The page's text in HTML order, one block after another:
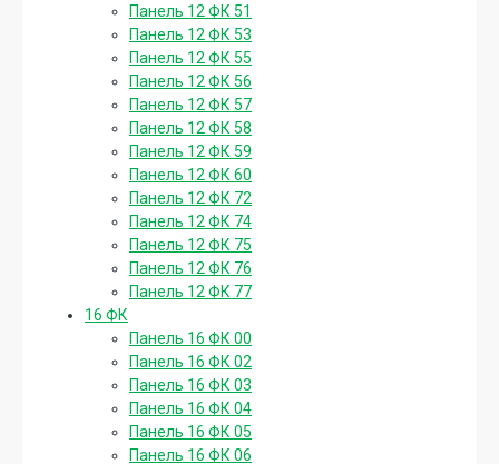
Панель 12 ФК 51
Панель 12 ФК 53
Панель 12 ФК 55
Панель 12 ФК 56
Панель 12 ФК 57
Панель 12 ФК 58
Панель 12 ФК 59
Панель 12 ФК 60
Панель 12 ФК 72
Панель 12 ФК 74
Панель 12 ФК 75
Панель 12 ФК 76
Панель 12 ФК 77
16 ФК
Панель 16 ФК 00
Панель 16 ФК 02
Панель 16 ФК 03
Панель 16 ФК 04
Панель 16 ФК 05
Панель 16 ФК 06